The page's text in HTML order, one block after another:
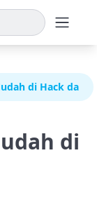
di Hack dan
di